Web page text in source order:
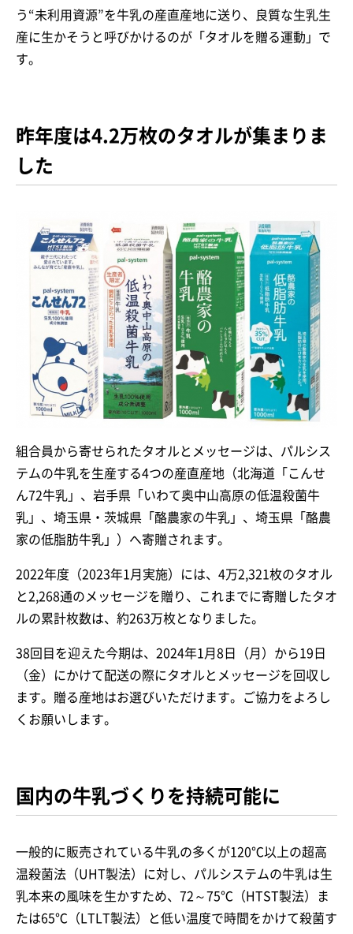
う“未利用資源”を牛乳の産直産地に送り、良質な生乳生
産に生かそうと呼びかけるのが「タオルを贈る運動」で
す。
昨年度は4.2万枚のタオルが集まりま
した
組合員から寄せられたタオルとメッセージは、パルシス
テムの牛乳を生産する4つの産直産地（北海道「こんせ
ん72牛乳」、岩手県「いわて奥中山高原の低温殺菌牛
乳」、埼玉県・茨城県「酪農家の牛乳」、埼玉県「酪農
家の低脂肪牛乳」）へ寄贈されます。
2022年度（2023年1月実施）には、4万2,321枚のタオル
と2,268通のメッセージを贈り、これまでに寄贈したタオ
ルの累計枚数は、約263万枚となりました。
38回目を迎えた今期は、 2024年1月8日（月）から19日
（金）
にかけて配送の際にタオルとメッセージを回収し
ます。 贈る産地はお選びいただけます。
ご協力をよろし
くお願いします。
国内の牛乳づくりを持続可能に
一般的に販売されている牛乳の多くが120℃以上の超高
温殺菌法（UHT製法）に対し、パルシステムの牛乳は生
乳本来の風味を生かすため、72～75℃（HTST製法）ま
たは65℃（LTLT製法）と低い温度で時間をかけて殺菌す